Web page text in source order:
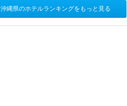
沖縄県のホテルランキングをもっと見る